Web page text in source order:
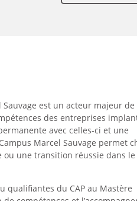
Sauvage est un acteur majeur de
des entreprises
avec celles-ci et une
Marcel Sauvage permet
ou une transition réussie dans le
qualifiantes du CAP au Mastère